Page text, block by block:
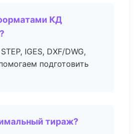
КД
IGES, DXF/DWG,
подготовить
тираж?